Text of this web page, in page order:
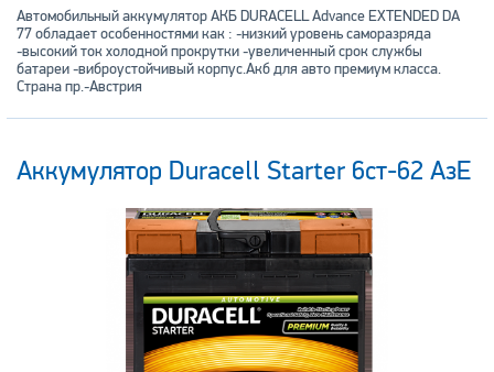
Автомобильный аккумулятор АКБ DURACELL Advance EXTENDED DA
77 обладает особенностями как : -низкий уровень саморазряда
-высокий ток холодной прокрутки -увеличенный срок службы
батареи -виброустойчивый корпус.Акб для авто премиум класса.
Страна пр.-Австрия
Аккумулятор Duracell Starter 6ст-62 АзЕ